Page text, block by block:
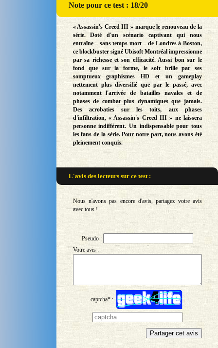
Notepour ce test : 18/20
« Assassin's Creed III » marque le renouveau de la
série. Doté d'un scénario captivant qui nous
entraîne – sans temps mort – de Londres à Boston,
ce blockbuster signé Ubisoft Montréal impressionne
par sa richesse et son efficacité. Aussi bon sur le
fond que sur la forme, le soft brille par ses
somptueux graphismes HD et un gameplay
nettement plus diversifié que par le passé, avec
notamment l'arrivée de batailles navales et de
phases de combat plus dynamiques que jamais.
Des acrobaties sur les toits, aux phases
d'infiltration, « Assassin's Creed III » ne laissera
personne indifférent. Un indispensable pour tous
les fans de la série. Pour notre part, nous avons été
pleinement conquis.
L'avis des lecteurs surce test :
Nous n'avons pas encore d'avis, partagez votre avis
avec tous !
Pseudo :
Votre avis :
captcha* :